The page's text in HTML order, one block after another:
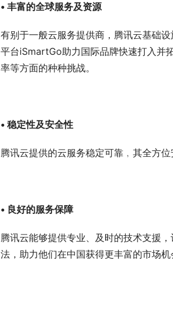
• 丰富的全球服务及资源
有别于一般云服务提供商，腾讯云基础
平台iSmartGo助力国际品牌快速打入并
率等方面的种种挑战。
• 稳定性及安全性
腾讯云提供的云服务稳定可靠﹐其全方
• 良好的服务保障
腾讯云能够提供专业、及时的技术支援
法，助力他们在中国获得更丰富的市场机